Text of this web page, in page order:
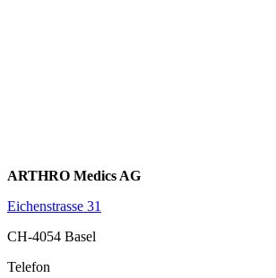
ARTHRO Medics AG
Eichenstrasse 31
CH-4054 Basel
Telefon